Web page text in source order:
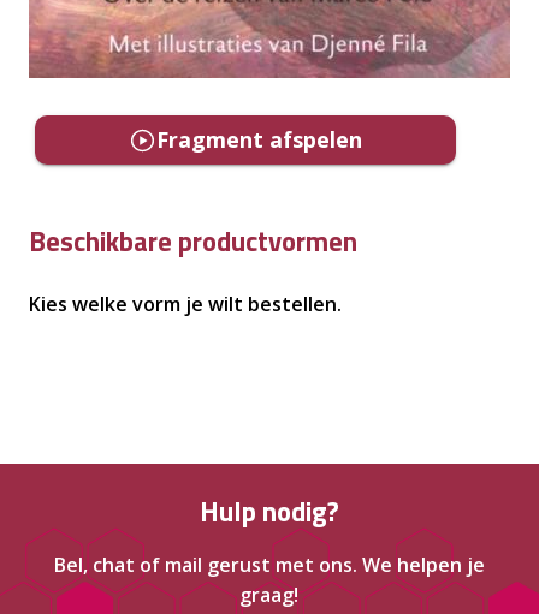
Fragment afspelen
Beschikbare productvormen
Kies welke vorm je wilt bestellen.
Hulp nodig?
Bel, chat of mail gerust met ons. We helpen je
graag!